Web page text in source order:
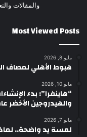
والمقالات
Most Viewed Posts
مايو 8, 2026
هبوط الأهلي لمصاف
مايو 10, 2026
“هاينفرا”: بدء
والهيدروجين الأخضر عام
مايو 7, 2026
لمسة يد واضحة..